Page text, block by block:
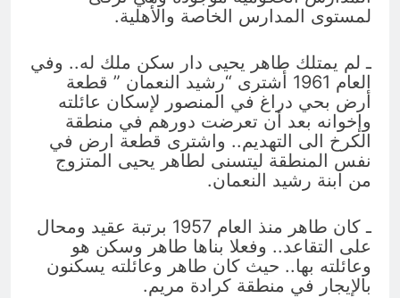
لمستوى المدارس الخاصة والأهلية.
ـ لم يمتلك طاهر يحيى دار سكن ملك له.. وفي
العام 1961 أشترى “رشيد النعمان ” قطعة
أرض بحي دراغ في المنصور لإسكان عائلته
وإخوانه بعد أن تعرضت دورهم في منطقة
الكرخ الى التهديم.. واشترى قطعة ارض في
نفس المنطقة ليتسنى لطاهر يحيى المتزوج
من ابنة رشيد النعمان.
ـ كان طاهر منذ العام 1957 برتبة عقيد ومحال
على التقاعد.. وفعلا بناها طاهر وسكن هو
وعائلته بها.. حيث كان طاهر وعائلته يسكنون
بالإيجار في منطقة كرادة مريم.